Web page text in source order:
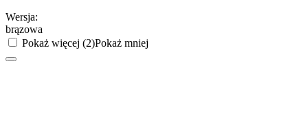
Wersja:
brązowa
Pokaż więcej (2)Pokaż mniej